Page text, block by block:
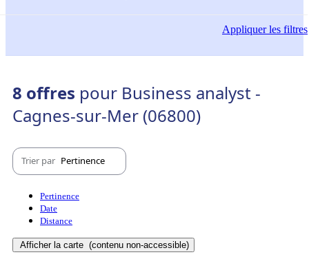
Appliquerles filtres
8 offres pour Business analyst -
Cagnes-sur-Mer (06800)
Trier par Pertinence
Pertinence
Date
Distance
Afficher la carte (contenu non-accessible)